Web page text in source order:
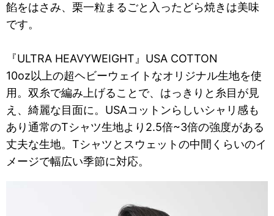
餡をはさみ、栗一粒まるごと入ったどら焼きは美味
です。
『ULTRA HEAVYWEIGHT』USA COTTON
10oz以上の超ヘビーウェイトなオリジナル生地を使
用。双糸で編み上げることで、はっきりと糸目が見
え、綺麗な目面に。USAコットンらしいシャリ感も
あり通常のTシャツ生地より2.5倍~3倍の強度がある
丈夫な生地。Tシャツとスウェットの中間くらいのイ
メージで幅広い季節に対応。